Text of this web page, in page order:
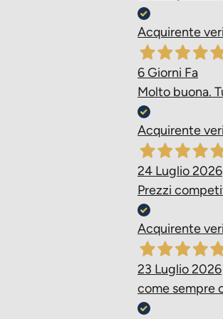
Acquirente
6 Giorni Fa
Molto buona.
Acquirente
24 Luglio 2026
Prezzi
Acquirente
23 Luglio 2026
come sempre